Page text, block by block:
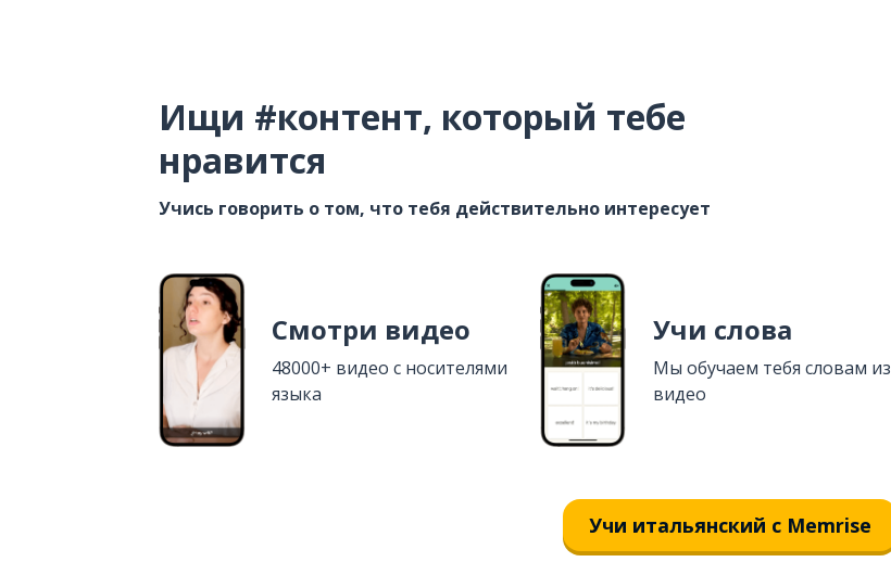
Ищи #контент, который тебе
нравится
Учись говорить о том, что тебя действительно интересует
Смотри видео
48000+ видео с носителями
языка
Учи слова
Мы обучаем тебя словам из
видео
Учи итальянский с Memrise